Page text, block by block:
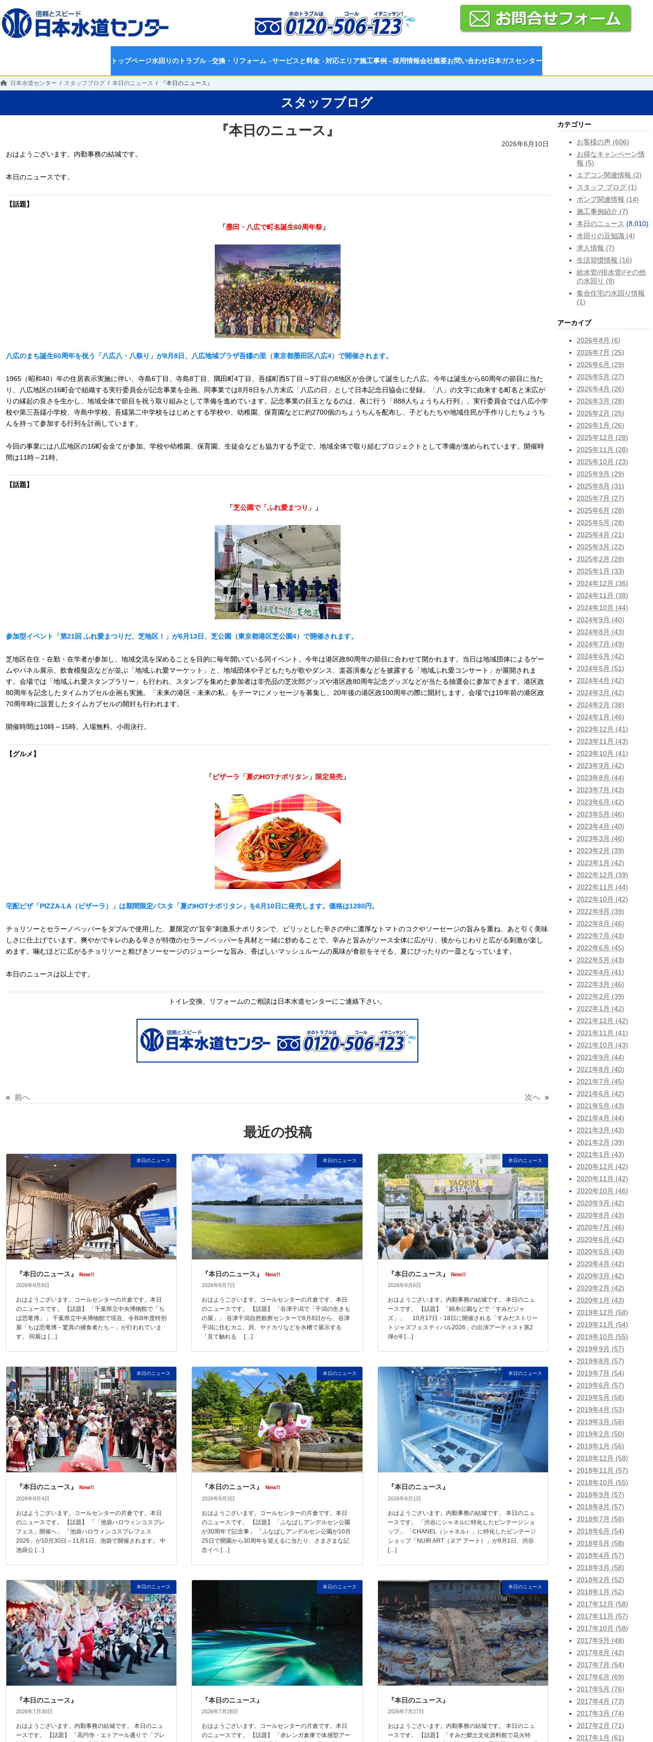
トップページ水回りのトラブル 交換・リフォーム サービスと料金 対応エリア施工事例 採用情報会社概要お問い合わせ日本ガスセンター
日本水道センター スタッフブログ 本日のニュース 『本日のニュース』
スタッフブログ
『本日のニュース』
2026年6月10日
おはようございます。内勤事務の結城です。
本日のニュースです。
【話題】
「墨田・八広で町名誕生60周年祭 」
八広のまち誕生60周年を祝う「八広八・八祭り」が8月8日、八広地域プラザ吾嬬の里（東京都墨田区八広4）で開催されます。
1965（昭和40）年の住居表示実施に伴い、寺島6丁目、寺島8丁目、隅田町4丁目、吾嬬町西5丁目～9丁目の8地区が合併して誕生した八広。今年は誕生から60周年の節目に当た
り、八広地区の16町会で組織する実行委員会が記念事業を企画。同事業では8月8日を八方末広「八広の日」として日本記念日協会に登録。「八」の文字に由来する町名と末広が
りの縁起の良さを生かし、地域全体で節目を祝う取り組みとして準備を進めています。記念事業の目玉となるのは、夜に行う「888人ちょうちん行列」。実行委員会では八広小学
校や第三吾嬬小学校、寺島中学校、吾嬬第二中学校をはじめとする学校や、幼稚園、保育園などに約2700個のちょうちんを配布し、子どもたちや地域住民が手作りしたちょうち
んを持って参加する行列を計画しています。
今回の事業には八広地区の16町会全てが参加。学校や幼稚園、保育園、生徒会なども協力する予定で、地域全体で取り組むプロジェクトとして準備が進められています。開催時
間は11時～21時。
【話題】
「芝公園で「ふれ愛まつり」 」
参加型イベント「第21回 ふれ愛まつりだ、芝地区！」が6月13日、芝公園（東京都港区芝公園4）で開催されます。
芝地区在住・在勤・在学者が参加し、地域交流を深めることを目的に毎年開いている同イベント。今年は港区政80周年の節目に合わせて開かれます。当日は地域団体によるゲー
ムやパネル展示、飲食模擬店などが並ぶ「地域ふれ愛マーケット」と、地域団体や子どもたちが歌やダンス、楽器演奏などを披露する「地域ふれ愛コンサート」が展開されま
す。会場では「地域ふれ愛スタンプラリー」も行われ、スタンプを集めた参加者は非売品の芝次郎グッズや港区政80周年記念グッズなどが当たる抽選会に参加できます。港区政
80周年を記念したタイムカプセル企画も実施。「未来の港区・未来の私」をテーマにメッセージを募集し、20年後の港区政100周年の際に開封します。会場では10年前の港区政
70周年時に設置したタイムカプセルの開封も行われます。
開催時間は10時～15時。入場無料。小雨決行。
【グルメ】
「ピザーラ「夏のHOTナポリタン」限定発売 」
宅配ピザ「PIZZA-LA（ピザーラ）」は期間限定パスタ「夏のHOTナポリタン」を6月10日に発売します。価格は1280円。
チョリソーとセラーノペッパーをダブルで使用した、夏限定の“旨辛”刺激系ナポリタンで、ピリッとした辛さの中に濃厚なトマトのコクやソーセージの旨みを重ね、あと引く美味
しさに仕上げています。爽やかでキレのある辛さが特徴のセラーノペッパーを具材と一緒に炒めることで、辛みと旨みがソース全体に広がり、後からじわりと広がる刺激が楽し
めます。噛むほどに広がるチョリソーと粗びきソーセージのジューシーな旨み、香ばしいマッシュルームの風味が食欲をそそる、夏にぴったりの一皿となっています。
本日のニュースは以上です。
トイレ交換、リフォームのご相談は日本水道センターにご連絡下さい。
« 前へ 次へ »
最近の投稿
本日のニュース
『本日のニュース』
New!!
2026年8月8日
おはようございます。コールセンターの片倉です。本日
のニュースです。 【話題】 「千葉県立中央博物館で「ち
ば恐竜博」」 千葉県立中央博物館で現在、令和8年度特別
展「ちば恐竜博－驚異の捕食者たち－」が行われていま
す。 同展は […]
本日のニュース
『本日のニュース』
New!!
2026年8月7日
おはようございます。コールセンターの片倉です。本日
のニュースです。 【話題】 「谷津干潟で「干潟の生きも
の展」」 谷津干潟自然観察センターで8月8日から、谷津
干潟に住むカニ、貝、ヤドカリなどを水槽で展示する
「見て触れる […]
本日のニュース
『本日のニュース』
New!!
2026年8月6日
おはようございます。内勤事務の結城です。 本日のニュ
ースです。 【話題】 「錦糸公園などで「すみだジャ
ズ」」 10月17日・18日に開催される「すみだストリー
トジャズフェスティバル2026」の出演アーティスト第2
弾が8 […]
本日のニュース
『本日のニュース』
New!!
2026年8月4日
おはようございます。コールセンターの片倉です。本日
のニュースです。 【話題】 「「池袋ハロウィンコスプレ
フェス」開催へ」 「池袋ハロウィンコスプレフェス
2026」が10月30日～11月1日、池袋で開催されます。 中
池袋公 […]
本日のニュース
『本日のニュース』
New!!
2026年8月3日
おはようございます。コールセンターの片倉です。本日
のニュースです。 【話題】 「ふなばしアンデルセン公園
が30周年で記念事」 「ふなばしアンデルセン公園が10月
25日で開園から30周年を迎えるに当たり、さまざまな記
念イベ […]
本日のニュース
『本日のニュース』
2026年8月1日
おはようございます。内勤事務の結城です。 本日のニュ
ースです。 「渋谷にシャネルに特化したビンテージショ
ップ」 「CHANEL（シャネル）」に特化したビンテージ
ショップ「NUIR ART（ヌア アート）」が8月1日、渋谷
[…]
本日のニュース
『本日のニュース』
2026年7月30日
おはようございます。内勤事務の結城です。 本日のニュ
ースです。 【話題】 「高円寺・エトアール通りで「プレ
本日のニュース
『本日のニュース』
2026年7月28日
おはようございます。コールセンターの片倉です。本日
のニュースです。 【話題】 「赤レンガ倉庫で体感型アー
本日のニュース
『本日のニュース』
2026年7月27日
おはようございます。内勤事務の結城です。 本日のニュ
ースです。 【話題】 「すみだ郷土文化資料館で花火特
カテゴリー
お客様の声 (606)
お得なキャンペーン情
報 (5)
エアコン関連情報 (2)
スタッフ ブログ (1)
ポンプ関連情報 (14)
施工事例紹介 (7)
本日のニュース (8,010)
水回りの豆知識 (4)
求人情報 (7)
生活習慣情報 (16)
給水管//排水管//その他
の水回り (9)
集合住宅の水回り情報
(1)
アーカイブ
2026年8月 (6)
2026年7月 (25)
2026年6月 (29)
2026年5月 (27)
2026年4月 (26)
2026年3月 (28)
2026年2月 (25)
2026年1月 (26)
2025年12月 (28)
2025年11月 (28)
2025年10月 (23)
2025年9月 (29)
2025年8月 (31)
2025年7月 (27)
2025年6月 (28)
2025年5月 (28)
2025年4月 (21)
2025年3月 (22)
2025年2月 (28)
2025年1月 (33)
2024年12月 (36)
2024年11月 (38)
2024年10月 (44)
2024年9月 (40)
2024年8月 (43)
2024年7月 (49)
2024年6月 (42)
2024年5月 (51)
2024年4月 (42)
2024年3月 (42)
2024年2月 (38)
2024年1月 (46)
2023年12月 (41)
2023年11月 (43)
2023年10月 (41)
2023年9月 (42)
2023年8月 (44)
2023年7月 (43)
2023年6月 (42)
2023年5月 (46)
2023年4月 (40)
2023年3月 (46)
2023年2月 (39)
2023年1月 (42)
2022年12月 (39)
2022年11月 (44)
2022年10月 (42)
2022年9月 (39)
2022年8月 (46)
2022年7月 (43)
2022年6月 (45)
2022年5月 (43)
2022年4月 (41)
2022年3月 (46)
2022年2月 (39)
2022年1月 (42)
2021年12月 (42)
2021年11月 (41)
2021年10月 (43)
2021年9月 (44)
2021年8月 (40)
2021年7月 (45)
2021年6月 (42)
2021年5月 (43)
2021年4月 (44)
2021年3月 (43)
2021年2月 (39)
2021年1月 (43)
2020年12月 (42)
2020年11月 (42)
2020年10月 (46)
2020年9月 (42)
2020年8月 (43)
2020年7月 (46)
2020年6月 (42)
2020年5月 (43)
2020年4月 (42)
2020年3月 (42)
2020年2月 (42)
2020年1月 (43)
2019年12月 (58)
2019年11月 (54)
2019年10月 (55)
2019年9月 (57)
2019年8月 (57)
2019年7月 (54)
2019年6月 (57)
2019年5月 (58)
2019年4月 (53)
2019年3月 (58)
2019年2月 (50)
2019年1月 (56)
2018年12月 (58)
2018年11月 (57)
2018年10月 (55)
2018年9月 (57)
2018年8月 (57)
2018年7月 (58)
2018年6月 (54)
2018年5月 (58)
2018年4月 (57)
2018年3月 (58)
2018年2月 (52)
2018年1月 (52)
2017年12月 (58)
2017年11月 (57)
2017年10月 (58)
2017年9月 (48)
2017年8月 (42)
2017年7月 (54)
2017年6月 (69)
2017年5月 (76)
2017年4月 (73)
2017年3月 (74)
2017年2月 (71)
2017年1月 (61)